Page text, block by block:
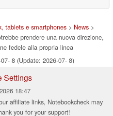
tablets e smartphones > News >
prendere una nuova direzione,
fedele alla propria linea
8 (Update: 2026-07- 8)
Settings
18:47
affiliate links, Notebookcheck may
you for your support!